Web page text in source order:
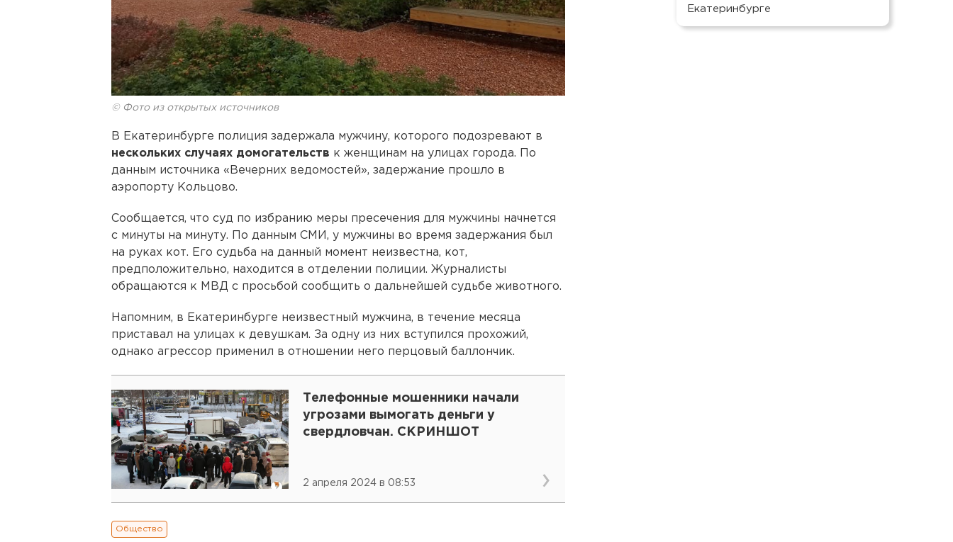
© Фото из открытых источников
В Екатеринбурге полиция задержала мужчину, которого подозревают в
нескольких случаях домогательств к женщинам на улицах города. По
данным источника «Вечерних ведомостей», задержание прошло в
аэропорту Кольцово.
Сообщается, что суд по избранию меры пресечения для мужчины начнется
с минуты на минуту. По данным СМИ, у мужчины во время задержания был
на руках кот. Его судьба на данный момент неизвестна, кот,
предположительно, находится в отделении полиции. Журналисты
обращаются к МВД с просьбой сообщить о дальнейшей судьбе животного.
Напомним, в Екатеринбурге неизвестный мужчина, в течение месяца
приставал на улицах к девушкам. За одну из них вступился прохожий,
однако агрессор применил в отношении него перцовый баллончик.
Телефонные мошенники начали
угрозами вымогать деньги у
свердловчан. СКРИНШОТ
2 апреля 2024 в 08:53
Общество
Екатеринбурге